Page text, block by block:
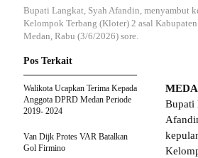
Bupati Langkat, Syah Afandin, menyambut
Kelompok Terbang (Kloter) 2 asal
Medan, Rabu (3/6/2026) sore.
Bupati
Pos Terkait
Walikota Ucapkan Terima Kepada
Anggota DPRD Medan Periode
2019- 2024
Van Dijk Protes VAR Batalkan
Gol Firmino